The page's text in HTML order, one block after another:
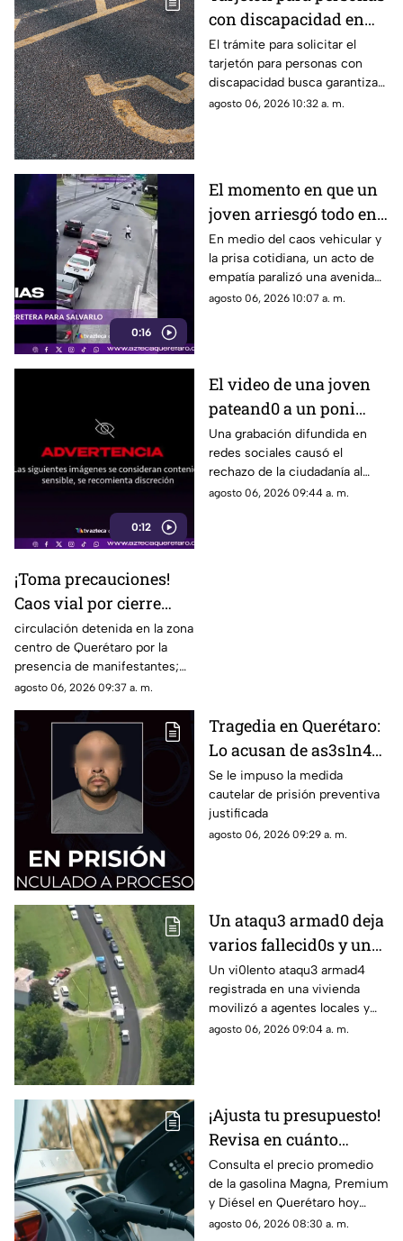
con discapacidad en
Querétaro: la guía
completa para
solicitarlo este año
El trámite para solicitar el
tarjetón para personas con
discapacidad busca garantizar
el derecho a una movilidad
agosto 06, 2026 10:32 a. m.
0:16
El momento en que un
joven arriesgó todo en
plena avenida para
rescatar a un perro
asustado
En medio del caos vehicular y
la prisa cotidiana, un acto de
empatía paralizó una avenida
cuando un joven detuvo el
agosto 06, 2026 10:07 a. m.
0:12
El video de una joven
pateand0 a un poni
crea indignación en
redes
Una grabación difundida en
redes sociales causó el
rechazo de la ciudadanía al
mostrar el momento en que
agosto 06, 2026 09:44 a. m.
¡Toma precauciones!
Caos vial por cierre
total en importante
calle del Centro
Histórico de Querétaro
circulación detenida en la zona
centro de Querétaro por la
presencia de manifestantes;
Consulta las calles afectadas y
agosto 06, 2026 09:37 a. m.
Tragedia en Querétaro:
Lo acusan de as3s1n4r
al exesposo de su
pareja
Se le impuso la medida
cautelar de prisión preventiva
justificada
agosto 06, 2026 09:29 a. m.
Un ataqu3 armad0 deja
varios fallecid0s y un
herido en una
vivienda: esto es lo que
han confirmado las
autoridades
Un vi0lento ataqu3 armad4
registrada en una vivienda
movilizó a agentes locales y
estatales; se confirman varias
agosto 06, 2026 09:04 a. m.
¡Ajusta tu presupuesto!
Revisa en cuánto
amanece el litro de
gasolina este jueves
Consulta el precio promedio
de la gasolina Magna, Premium
y Diésel en Querétaro hoy
jueves 6 de agosto
agosto 06, 2026 08:30 a. m.